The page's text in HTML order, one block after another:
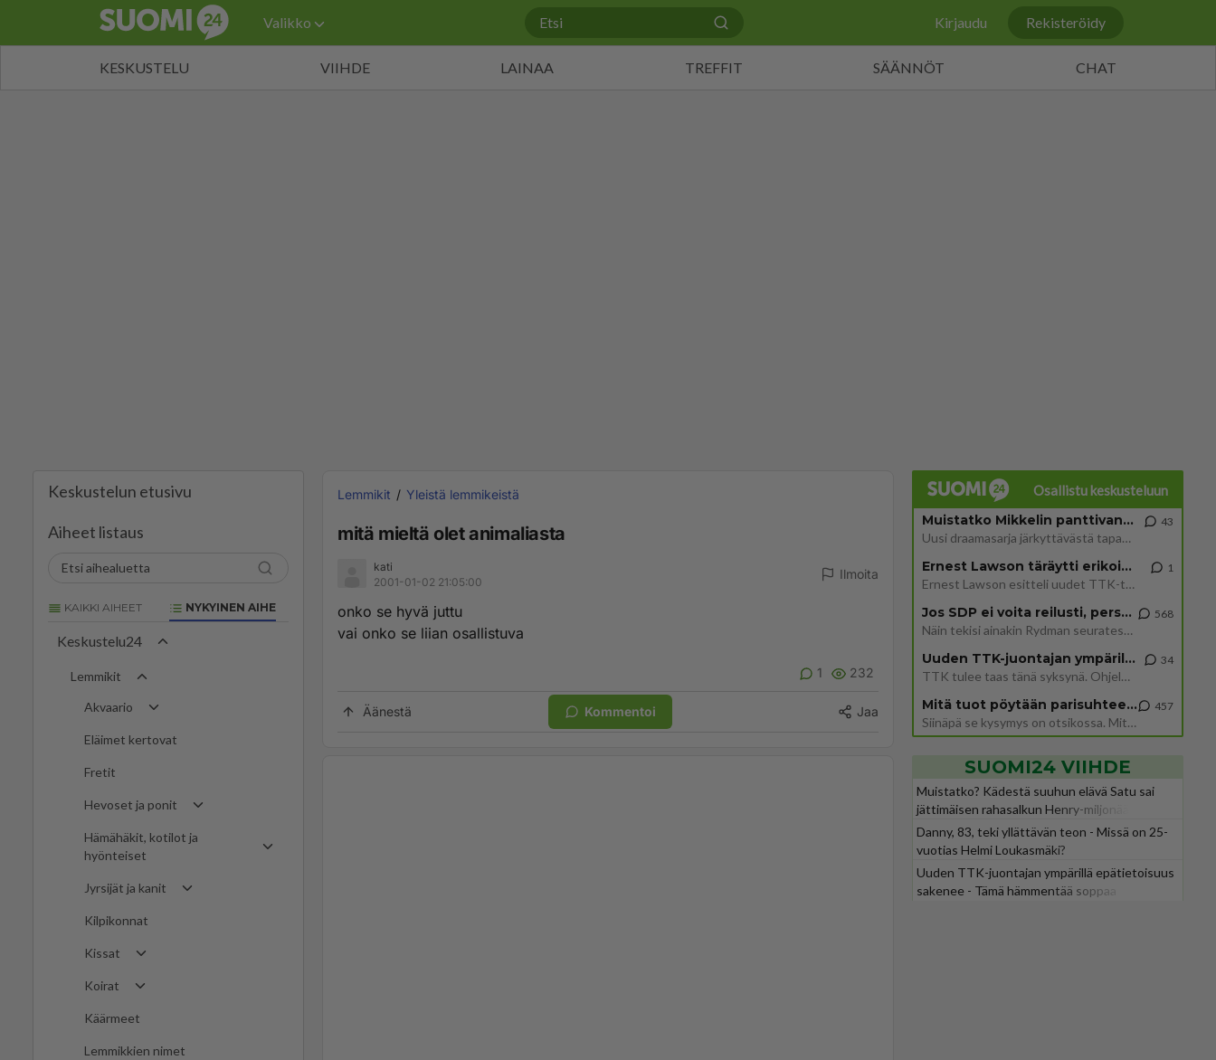
Valikko Kirjaudu Rekisteröidy
KESKUSTELU VIIHDE LAINAA TREFFIT SÄÄNNÖT CHAT
Keskustelun etusivu
Aiheet listaus
KAIKKI AIHEET NYKYINEN AIHE
Keskustelu24
Lemmikit
Akvaario
Eläimet kertovat
Fretit
Hevoset ja ponit
Hämähäkit, kotilot ja
hyönteiset
Jyrsijät ja kanit
Kilpikonnat
Kissat
Koirat
Käärmeet
Lemmikkien nimet
Lemmikit Yleistä lemmikeistä
mitä mieltä olet animaliasta
kati
2001-01-02 21:05:00
Ilmoita
onko se hyvä juttu
vai onko se liian osallistuva
1 232
Äänestä Kommentoi Jaa
Osallistu keskusteluun
Muistatko Mikkelin panttivankidraaman?
Uusi draamasarja järkyttävästä tapauksesta on tulossa. Tositapahtumiin perustuva sarja ammentaa vuoden 1986 Mikkelin pan
43
Ernest Lawson täräytti erikoisen heiton TTK-lehdistötilaisuudessa: " Onko tässä tarkoituksena...?"
Ernest Lawson esitteli uudet TTK-tähtioppilaat ja opettajat torstaina 6.8. lehdistölle. Tulevalla kaudella on yksi hausk
1
Jos SDP ei voita reilusti, persut kumoavat demokratian Suomesta
Näin tekisi ainakin Rydman seuratessaan idolinsa Trumpin mallia https://www.is.fi/politiikka/art-2000012187244.html
568
Uuden TTK-juontajan ympärillä epätietoisuus sakenee - Nyt MTV hämmentää soppaa
TTK tulee taas tänä syksynä. Ohjelman uudet tähtioppilaat julkistetaan torstaina 6. elokuuta klo 14 alkavassa lehdistö
34
Mitä tuot pöytään parisuhteessa?
Siinäpä se kysymys on otsikossa. Mitäpä siis tuot/toisit pöytään parisuhteessa? Oletko mies vai nainen? Koetko sen mitä
457
SUOMI24 VIIHDE
Muistatko? Kädestä suuhun elävä Satu sai
jättimäisen rahasalkun Henry-miljonääriltä
Danny, 83, teki yllättävän teon - Missä on 25-
vuotias Helmi Loukasmäki?
Uuden TTK-juontajan ympärillä epätietoisuus
sakenee - Tämä hämmentää soppaa